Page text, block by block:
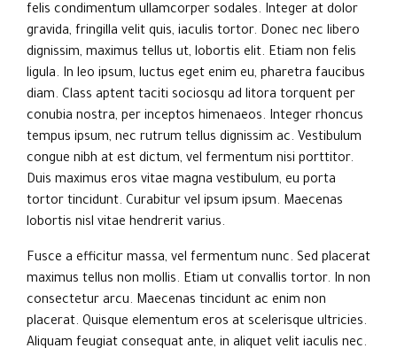
felis condimentum ullamcorper sodales. Integer at dolor
gravida, fringilla velit quis, iaculis tortor. Donec nec libero
dignissim, maximus tellus ut, lobortis elit. Etiam non felis
ligula. In leo ipsum, luctus eget enim eu, pharetra faucibus
diam. Class aptent taciti sociosqu ad litora torquent per
conubia nostra, per inceptos himenaeos. Integer rhoncus
tempus ipsum, nec rutrum tellus dignissim ac. Vestibulum
congue nibh at est dictum, vel fermentum nisi porttitor.
Duis maximus eros vitae magna vestibulum, eu porta
tortor tincidunt. Curabitur vel ipsum ipsum. Maecenas
lobortis nisl vitae hendrerit varius.
Fusce a efficitur massa, vel fermentum nunc. Sed placerat
maximus tellus non mollis. Etiam ut convallis tortor. In non
consectetur arcu. Maecenas tincidunt ac enim non
placerat. Quisque elementum eros at scelerisque ultricies.
Aliquam feugiat consequat ante, in aliquet velit iaculis nec.